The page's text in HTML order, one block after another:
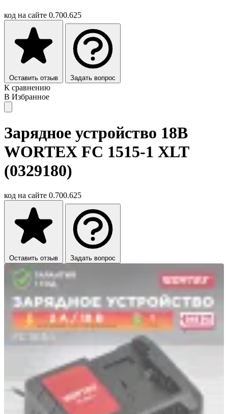
код на сайте 0.700.625
Оставить отзыв Задать вопрос
К сравнению
В Избранное
Зарядное устройство 18В
WORTEX FC 1515-1 XLT
(0329180)
код на сайте 0.700.625
Оставить отзыв Задать вопрос